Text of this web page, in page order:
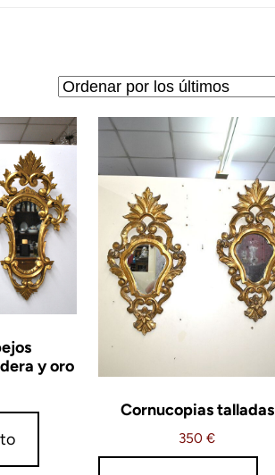
y oro
Cornucopias talladas
350 €